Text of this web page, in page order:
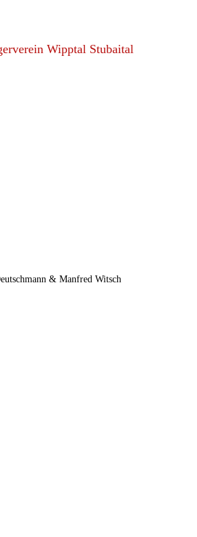
Wipptal Stubaital
& Manfred Witsch